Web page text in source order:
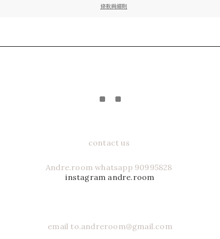
條款與細則
contact us
Andre.room whatsapp 90995828
instagram andre.room
email to.andreroom@gmail.com